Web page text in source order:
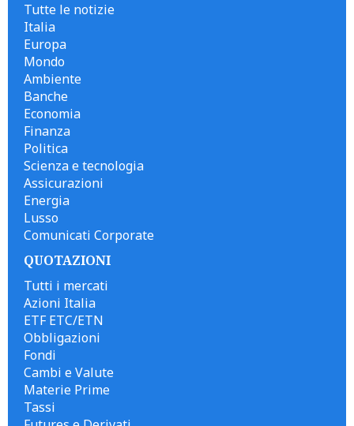
Tutte le notizie
Italia
Europa
Mondo
Ambiente
Banche
Economia
Finanza
Politica
Scienza e tecnologia
Assicurazioni
Energia
Lusso
Comunicati Corporate
QUOTAZIONI
Tutti i mercati
Azioni Italia
ETF ETC/ETN
Obbligazioni
Fondi
Cambi e Valute
Materie Prime
Tassi